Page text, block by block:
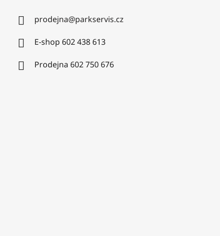
prodejna@parkservis.cz
E-shop 602 438 613
Prodejna 602 750 676